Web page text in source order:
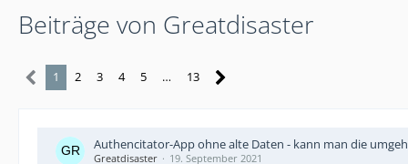
Beiträge von Greatdisaster
1 2 3 4 5 … 13
Authencitator-App ohne alte Daten - kann man die
Greatdisaster 19. September 2021